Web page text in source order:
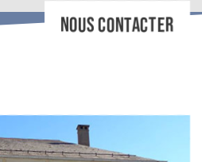
NOUS CONTACTER